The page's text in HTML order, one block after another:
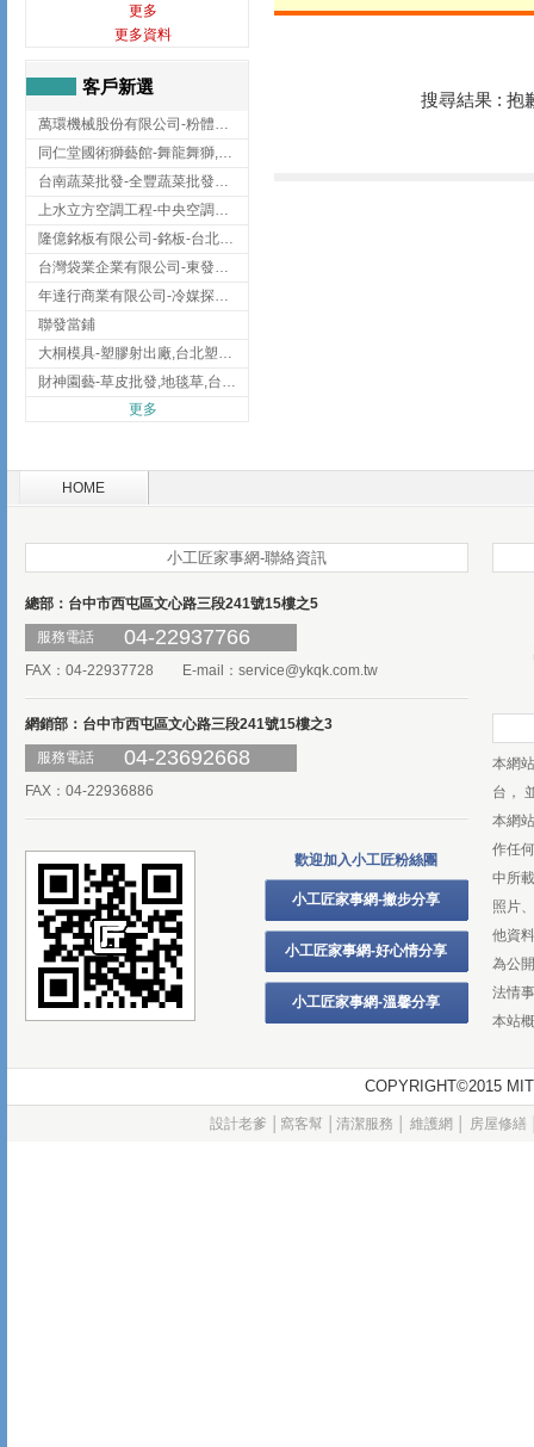
更多
更多資料
客戶新選
萬環機械股份有限公司-粉體塗裝設備,輸送機,輸送機設備,台南輸送機
同仁堂國術獅藝館-舞龍舞獅,台中舞龍舞獅
台南蔬菜批發-全豐蔬菜批發專送/台南蔬菜箱宅配到府
上水立方空調工程-中央空調規劃,台北中央空調規劃
隆億銘板有限公司-銘板-台北銘板-板橋銘板
台灣袋業企業有限公司-東發企業社/台中太空袋/太空包
年達行商業有限公司-冷媒探漏儀,壓力錶組,真空泵浦,台北冷凍空調材料
聯發當鋪
大桐模具-塑膠射出廠,台北塑膠射出廠
財神園藝-草皮批發,地毯草,台北草,彰化地毯草,彰化台北草
更多
搜尋結果 : 抱
HOME
小工匠家事網-聯絡資訊
總部：台中市西屯區文心路三段241號15樓之5
服務電話
04-22937766
FAX：04-22937728 E-mail： service@ykqk.com.tw
網銷部：台中市西屯區文心路三段241號15樓之3
服務電話
04-23692668
FAX：04-22936886
歡迎加入小工匠粉絲團
小工匠家事網-撇步分享
小工匠家事網-好心情分享
小工匠家事網-溫馨分享
本網
台，
本網
作任
中所
照片
他資
為公
法情
本站
COPYRIGHT©2015
設計老爹 窩客幫 清潔服務 維護網 房屋修繕